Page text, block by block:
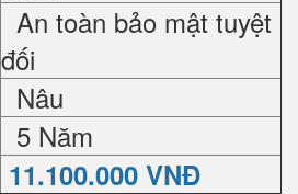
An toàn bảo mật tuyệt
đối
Nâu
5 Năm
11.100.000 VNĐ